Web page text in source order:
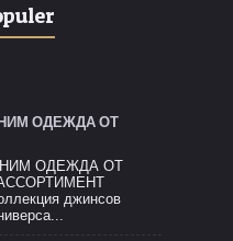
ОДЕЖДА ОТ
ОДЕЖДА ОТ
джинсов